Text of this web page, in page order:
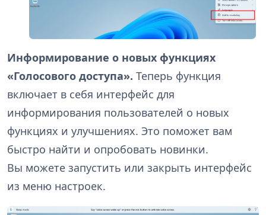
Информирование о новых функциях
«Голосового доступа». Теперь функция
включает в себя интерфейс для
информирования пользователей о новых
функциях и улучшениях. Это поможет вам
быстро найти и опробовать новинки.
Вы можете запустить или закрыть интерфейс
из меню настроек.